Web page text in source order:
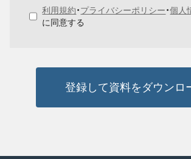
利用規約・プライバシーポリシー・個人
に同意する
登録して資料をダウンロ